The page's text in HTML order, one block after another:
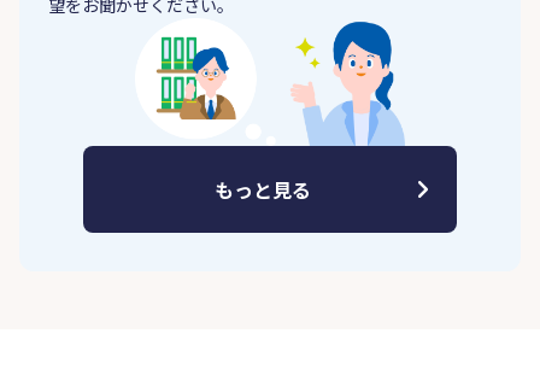
望をお聞かせください。
もっと見る